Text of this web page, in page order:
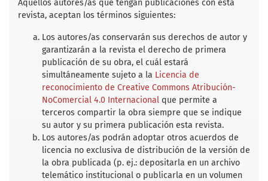
o
o
e
r
A
p
Aquellos autores/as que tengan publicaciones con esta
revista, aceptan los términos siguientes:
Los autores/as conservarán sus derechos de autor y
garantizarán a la revista el derecho de primera
publicación de su obra, el cuál estará
simultáneamente sujeto a la Licencia de
reconocimiento de Creative Commons Atribución-
NoComercial 4.0 Internacional que permite a
terceros compartir la obra siempre que se indique
su autor y su primera publicación esta revista.
Los autores/as podrán adoptar otros acuerdos de
licencia no exclusiva de distribución de la versión de
la obra publicada (p. ej.: depositarla en un archivo
telemático institucional o publicarla en un volumen